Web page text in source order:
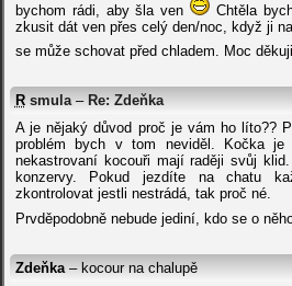
bychom rádi, aby šla ven
Chtěla
zkusit dát ven přes celý den/noc, když ji
se může schovat před chladem. Moc
R smula – Re: Zdeňka
A je nějaký důvod proč je vám ho líto??
problém bych v tom neviděl. Kočka je
nekastrovaní kocouři mají raději svůj
konzervy. Pokud jezdíte na chatu
zkontrolovat jestli nestrádá, tak proč né.
Prvděpodobně nebude jediní, kdo se o
Zdeňka– kocour na chalupě